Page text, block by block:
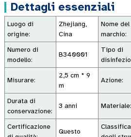
Dettagli essenziali
Luogo di
origine:
Zhejiang,
Cina
Nome del
marchio:
Numero di
modello:
B340001
Tipo di
Misurare:
2,5 cm * 9
m
Azione:
Durata di
conservazione:
3 anni Materiale:
Certificazione
Questo